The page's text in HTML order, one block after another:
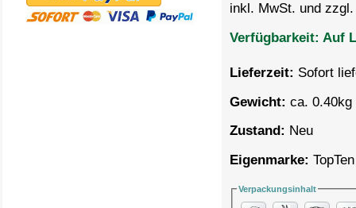
inkl. MwSt. und
Verfügbarkeit: Auf
Lieferzeit: Sofort
Gewicht: ca. 0.40kg
Zustand: Neu
Eigenmarke: TopTen
Verpackungsinhalt